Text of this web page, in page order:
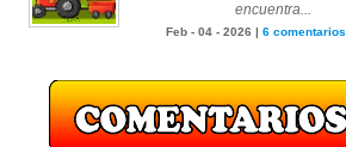
encuentra...
Feb - 04 - 2026 | 6 comentarios